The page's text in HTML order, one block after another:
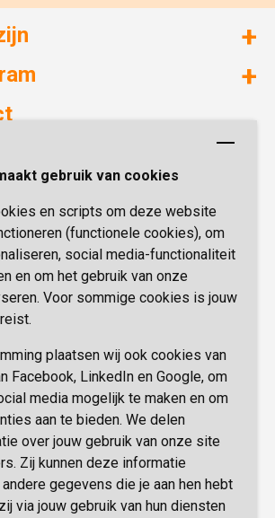
gebruik van cookies
en scripts om deze website
(functionele cookies), om
social media-functionaliteit
en om het gebruik van onze
Voor sommige cookies is jouw
plaatsen wij ook cookies van
Facebook, LinkedIn en Google, om
media mogelijk te maken en om
aan te bieden. We delen
over jouw gebruik van onze site
Zij kunnen deze informatie
gegevens die je aan hen hebt
via jouw gebruik van hun diensten
4 777
in!
van de laatste activiteiten en
nieuwsbrief